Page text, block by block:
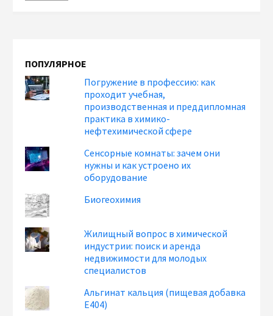
ПОПУЛЯРНОЕ
Погружение в профессию: как
проходит учебная,
производственная и преддипломная
практика в химико-
нефтехимической сфере
Сенсорные комнаты: зачем они
нужны и как устроено их
оборудование
Биогеохимия
Жилищный вопрос в химической
индустрии: поиск и аренда
недвижимости для молодых
специалистов
Альгинат кальция (пищевая добавка
Е404)